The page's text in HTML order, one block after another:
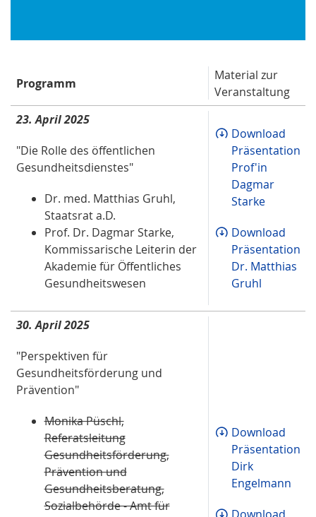
Programm
Material zur
Veranstaltung
23. April 2025
"Die Rolle des öffentlichen
Gesundheitsdienstes"
Dr. med. Matthias Gruhl,
Staatsrat a.D.
Prof. Dr. Dagmar Starke,
Kommissarische Leiterin der
Akademie für Öffentliches
Gesundheitswesen
Download
Präsentation
Prof'in
Dagmar
Starke
Download
Präsentation
Dr. Matthias
Gruhl
30. April 2025
"Perspektiven für
Gesundheitsförderung und
Prävention"
Monika Püschl,
Referatsleitung
Gesundheitsförderung,
Prävention und
Gesundheitsberatung,
Sozialbehörde - Amt für
Download
Präsentation
Dirk
Engelmann
Download